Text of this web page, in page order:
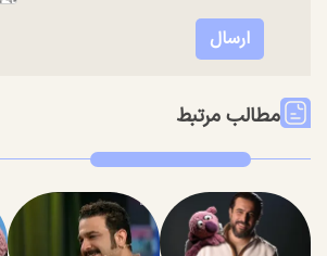
مطالب مرتبط